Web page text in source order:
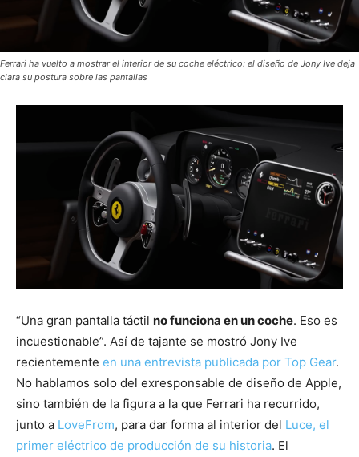
Ferrari ha vuelto a mostrar el interior de su coche eléctrico: el diseño de Jony Ive deja
clara su postura sobre las pantallas
“Una gran pantalla táctil no funciona en un coche. Eso es
incuestionable”. Así de tajante se mostró Jony Ive
recientemente en una entrevista publicada por Top Gear.
No hablamos solo del exresponsable de diseño de Apple,
sino también de la figura a la que Ferrari ha recurrido,
junto a LoveFrom, para dar forma al interior del Luce, el
primer eléctrico de producción de su historia. El